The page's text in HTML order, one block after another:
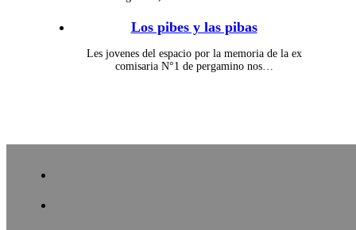
Los pibes y las pibas
Les jovenes del espacio por la memoria de la ex
comisaria N°1 de pergamino nos…